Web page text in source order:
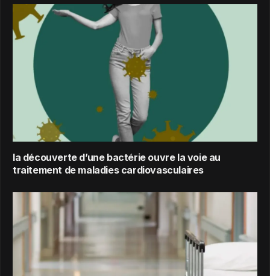
la découverte d’une bactérie ouvre la voie au
traitement de maladies cardiovasculaires